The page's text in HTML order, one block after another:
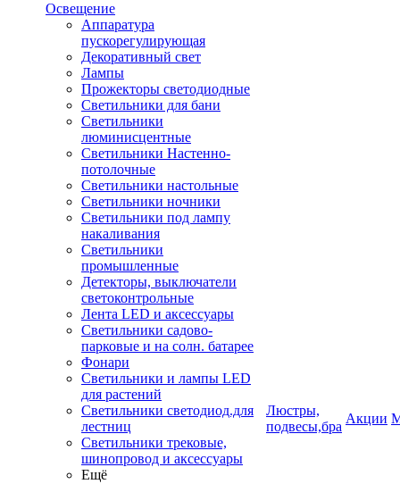
Освещение
Аппаратура
пускорегулирующая
Декоративный свет
Лампы
Прожекторы светодиодные
Светильники для бани
Светильники
люминисцентные
Светильники Настенно-
потолочные
Светильники настольные
Светильники ночники
Светильники под лампу
накаливания
Светильники
промышленные
Детекторы, выключатели
светоконтрольные
Лента LED и аксессуары
Светильники садово-
парковые и на солн. батарее
Фонари
Светильники и лампы LED
для растений
Светильники светодиод.для
лестниц
Светильники трековые,
шинопровод и аксессуары
Ещё
Люстры,
подвесы,бра
Акции